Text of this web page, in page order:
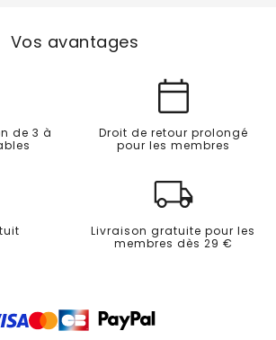
Vos avantages
de 3 à
Droit de retour prolongé
pour les membres
Livraison gratuite pour les
membres dès 29 €